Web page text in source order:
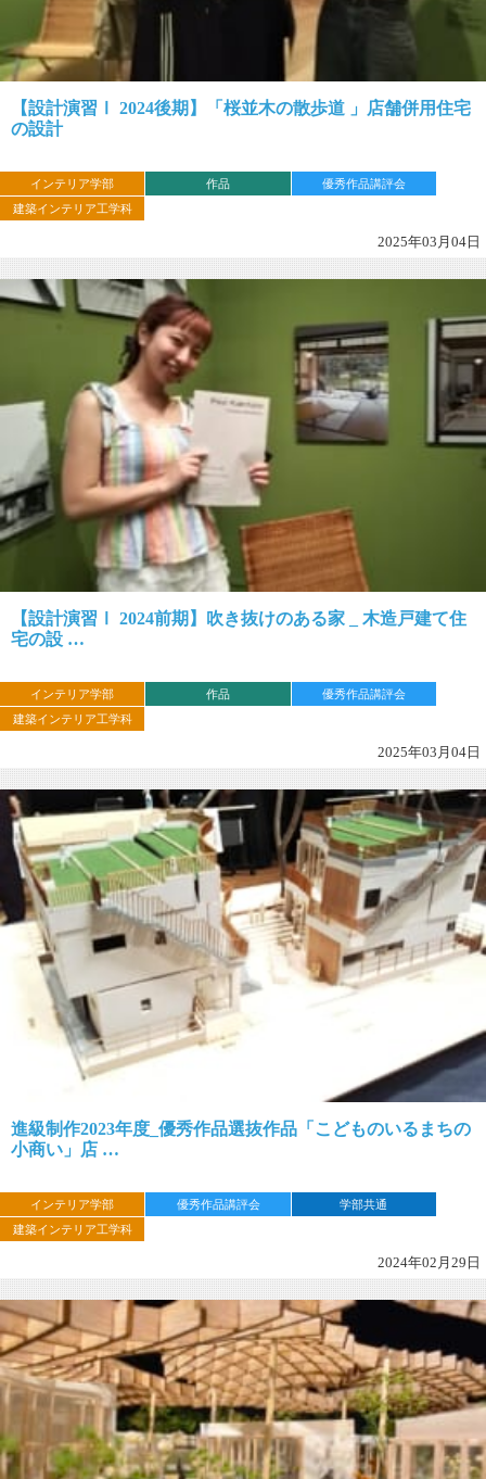
【設計演習Ⅰ 2024後期】「桜並木の散歩道 」店舗併用住宅
の設計
インテリア学部 作品
優秀作品講評会
建築インテリア工学科
2025年03月04日
【設計演習Ⅰ 2024前期】吹き抜けのある家 _ 木造戸建て住
宅の設 …
インテリア学部 作品
優秀作品講評会
建築インテリア工学科
2025年03月04日
進級制作2023年度_優秀作品選抜作品「こどものいるまちの
小商い」店 …
インテリア学部 優秀作品講評会
学部共通
建築インテリア工学科
2024年02月29日